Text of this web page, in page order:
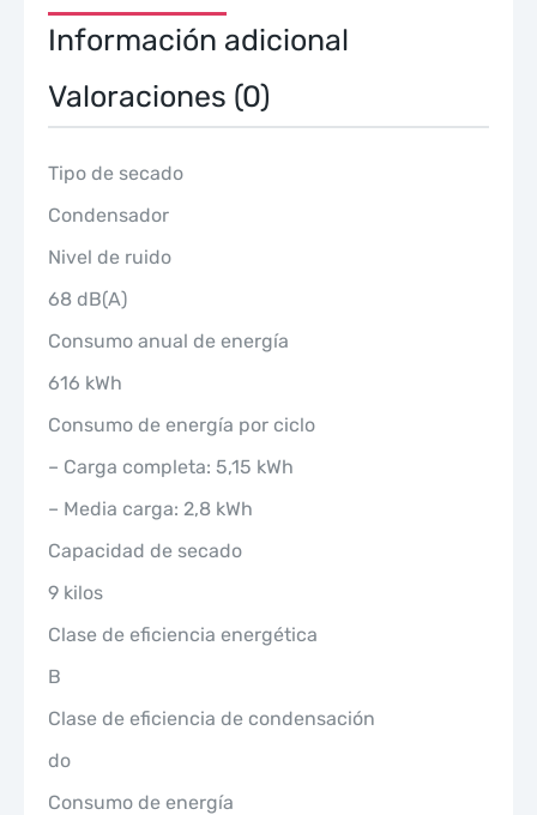
Información adicional
Valoraciones (0)
Tipo de secado
Condensador
Nivel de ruido
68 dB(A)
Consumo anual de energía
616 kWh
Consumo de energía por ciclo
– Carga completa: 5,15 kWh
– Media carga: 2,8 kWh
Capacidad de secado
9 kilos
Clase de eficiencia energética
B
Clase de eficiencia de condensación
do
Consumo de energía